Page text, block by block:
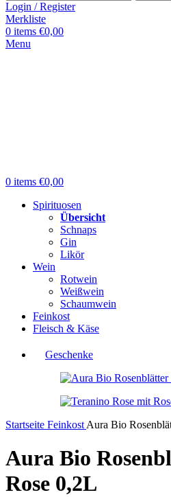
Login / Register
Merkliste
0 items €0,00
Menu
0 items €0,00
Spirituosen
Übersicht
Schnaps
Gin
Likör
Wein
Rotwein
Weißwein
Schaumwein
Feinkost
Fleisch & Käse
Geschenke
Startseite Feinkost Aura Bio
Aura Bio
Rose 0,2L